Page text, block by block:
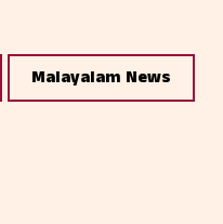
Malayalam News